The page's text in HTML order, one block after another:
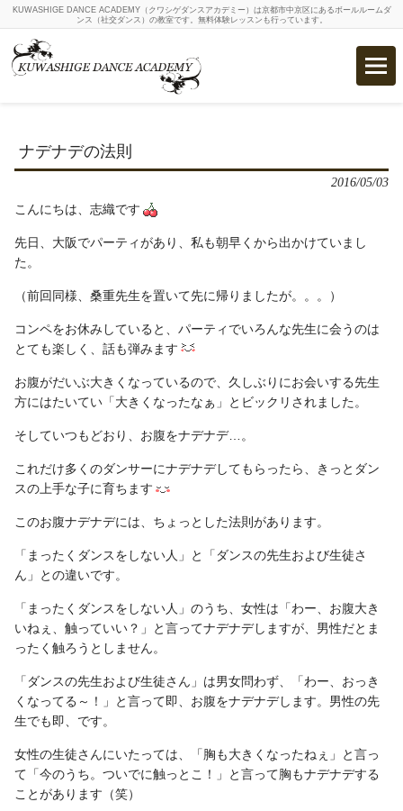
KUWASHIGE DANCE ACADEMY（クワシゲダンスアカデミー）は京都市中京区にあるボールルームダ
ンス（社交ダンス）の教室です。無料体験レッスンも行っています。
ナデナデの法則
2016/05/03
こんにちは、志織です
先日、大阪でパーティがあり、私も朝早くから出かけていまし
た。
（前回同様、桑重先生を置いて先に帰りましたが。。。）
コンペをお休みしていると、パーティでいろんな先生に会うのは
とても楽しく、話も弾みます
お腹がだいぶ大きくなっているので、久しぶりにお会いする先生
方にはたいてい「大きくなったなぁ」とビックリされました。
そしていつもどおり、お腹をナデナデ…。
これだけ多くのダンサーにナデナデしてもらったら、きっとダン
スの上手な子に育ちます
このお腹ナデナデには、ちょっとした法則があります。
「まったくダンスをしない人」と「ダンスの先生および生徒さ
ん」との違いです。
「まったくダンスをしない人」のうち、女性は「わー、お腹大き
いねぇ、触っていい？」と言ってナデナデしますが、男性だとま
ったく触ろうとしません。
「ダンスの先生および生徒さん」は男女問わず、「わー、おっき
くなってる～！」と言って即、お腹をナデナデします。男性の先
生でも即、です。
女性の生徒さんにいたっては、「胸も大きくなったねぇ」と言っ
て「今のうち。ついでに触っとこ！」と言って胸もナデナデする
ことがあります（笑）